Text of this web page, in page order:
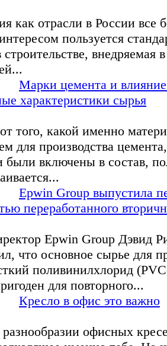
как отрасли в России все
пользуется
внедряемая
Марки цемента и
характеристики сырья
того, какой именно
для производства
были включены в состав,
Epwin Group выпустила
переработанного
Epwin Group Дэвид
что основное сырье для
поливинилхлорид
для повторного...
Кресло в офис это важно
офисных